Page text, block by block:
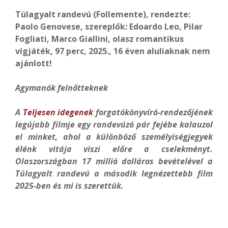
Túlagyalt randevú (Follemente), rendezte:
Paolo Genovese, szereplők: Edoardo Leo, Pilar
Fogliati, Marco Giallini, olasz romantikus
vígjáték, 97 perc, 2025., 16 éven aluliaknak nem
ajánlott!
Agymanók felnőtteknek
A Teljesen idegenekforgatókönyvíró-rendezőjének
legújabb filmje egy randevúzó pár fejébe kalauzol
el minket, ahol a különböző személyiségjegyek
élénk vitája viszi előre a cselekményt.
Olaszországban 17 millió dolláros bevételével a
Túlagyalt randevú a második legnézettebb film
2025-ben és mi is szerettük.